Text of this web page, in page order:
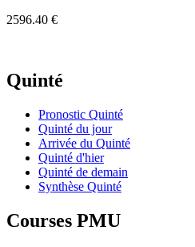
2596.40 €
Quinté
Pronostic Quinté
Quinté du jour
Arrivée du Quinté
Quinté d'hier
Quinté de demain
Synthèse Quinté
Courses PMU